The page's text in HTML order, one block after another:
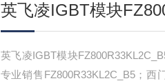
英飞凌IGBT模块
英飞凌IGBT模块
专业销售FZ800R33KL2C_B5；西